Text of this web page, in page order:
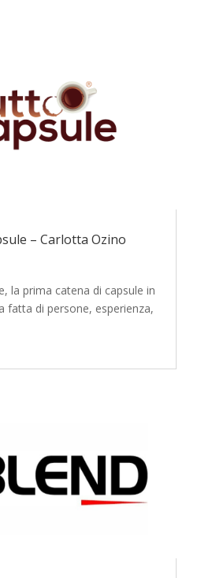
– Carlotta Ozino
la prima catena di capsule in
fatta di persone, esperienza,